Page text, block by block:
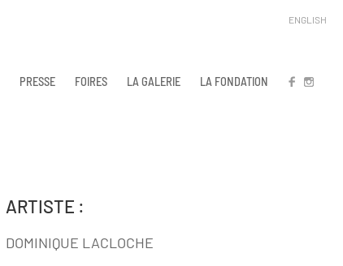
PRESSE FOIRES LA GALERIE LA FONDATION FB IN
ENGLISH
ARTISTE :
DOMINIQUE LACLOCHE